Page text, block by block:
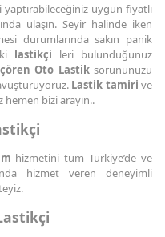
yaptırabileceğiniz uygun fiyatlı
ulaşın. Seyir halinde iken
durumlarında sakın panik
lastikçi leri bulunduğunuz
Oto Lastiksorununuzu
Lastik tamiri ve
hemen bizi arayın..
hizmetini tüm Türkiye’de ve
hizmet veren deneyimli